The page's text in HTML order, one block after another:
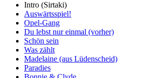
Intro (Sirtaki)
Auswärtsspiel!
Opel-Gang
Du lebst nur einmal (vorher)
Schön sein
Was zählt
Madelaine (aus Lüdenscheid)
Paradies